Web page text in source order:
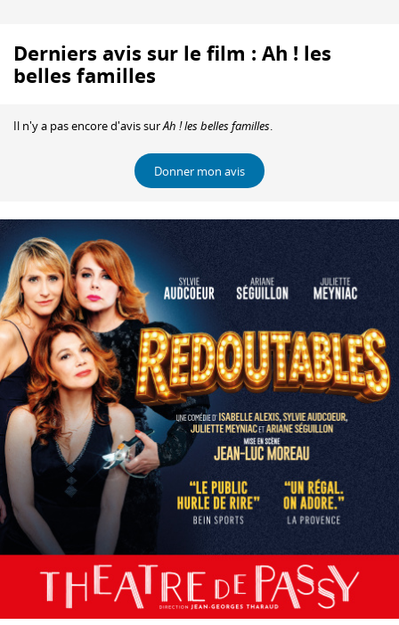
Derniers avis sur le film : Ah ! les
belles familles
Il n'y a pas encore d'avis surAh ! les belles familles.
Donner mon avis